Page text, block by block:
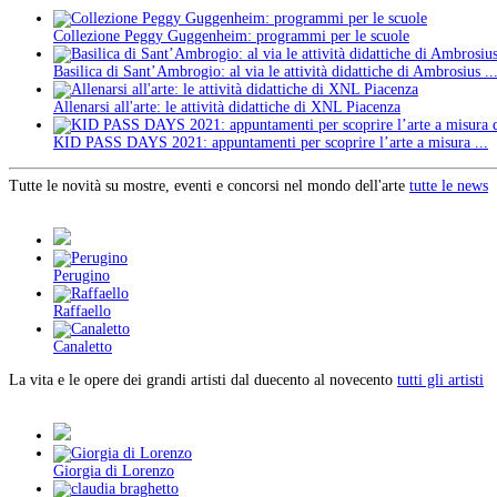
Collezione Peggy Guggenheim: programmi per le scuole
Basilica di Sant’Ambrogio: al via le attività didattiche di Ambrosius ...
Allenarsi all'arte: le attività didattiche di XNL Piacenza
KID PASS DAYS 2021: appuntamenti per scoprire l’arte a misura ...
Tutte le novità su mostre, eventi e concorsi nel mondo dell'arte tutte le news
Perugino
Raffaello
Canaletto
La vita e le opere dei grandi artisti dal duecento al novecento tutti gli artisti
Giorgia di Lorenzo